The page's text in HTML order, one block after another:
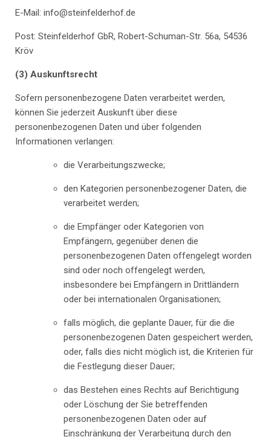
E-Mail: info@steinfelderhof.de
Post: Steinfelderhof GbR, Robert-Schuman-Str. 56a, 54536
Kröv
(3) Auskunftsrecht
Sofern personenbezogene Daten verarbeitet werden,
können Sie jederzeit Auskunft über diese
personenbezogenen Daten und über folgenden
Informationen verlangen:
die Verarbeitungszwecke;
den Kategorien personenbezogener Daten, die
verarbeitet werden;
die Empfänger oder Kategorien von
Empfängern, gegenüber denen die
personenbezogenen Daten offengelegt worden
sind oder noch offengelegt werden,
insbesondere bei Empfängern in Drittländern
oder bei internationalen Organisationen;
falls möglich, die geplante Dauer, für die die
personenbezogenen Daten gespeichert werden,
oder, falls dies nicht möglich ist, die Kriterien für
die Festlegung dieser Dauer;
das Bestehen eines Rechts auf Berichtigung
oder Löschung der Sie betreffenden
personenbezogenen Daten oder auf
Einschränkung der Verarbeitung durch den